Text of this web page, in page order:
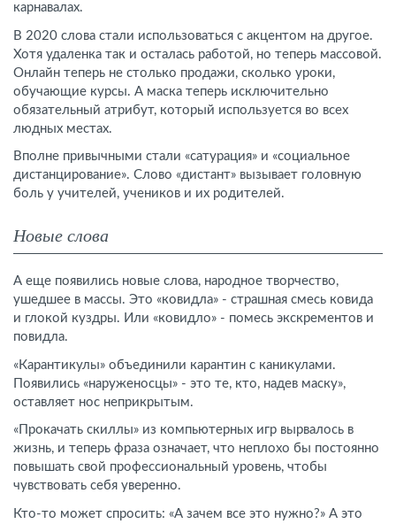
карнавалах.
В 2020 слова стали использоваться с акцентом на другое.
Хотя удаленка так и осталась работой, но теперь массовой.
Онлайн теперь не столько продажи, сколько уроки,
обучающие курсы. А маска теперь исключительно
обязательный атрибут, который используется во всех
людных местах.
Вполне привычными стали «сатурация» и «социальное
дистанцирование». Слово «дистант» вызывает головную
боль у учителей, учеников и их родителей.
Новые слова
А еще появились новые слова, народное творчество,
ушедшее в массы. Это «ковидла» - страшная смесь ковида
и глокой куздры. Или «ковидло» - помесь экскрементов и
повидла.
«Карантикулы» объединили карантин с каникулами.
Появились «наруженосцы» - это те, кто, надев маску»,
оставляет нос неприкрытым.
«Прокачать скиллы» из компьютерных игр вырвалось в
жизнь, и теперь фраза означает, что неплохо бы постоянно
повышать свой профессиональный уровень, чтобы
чувствовать себя уверенно.
Кто-то может спросить: «А зачем все это нужно?» А это